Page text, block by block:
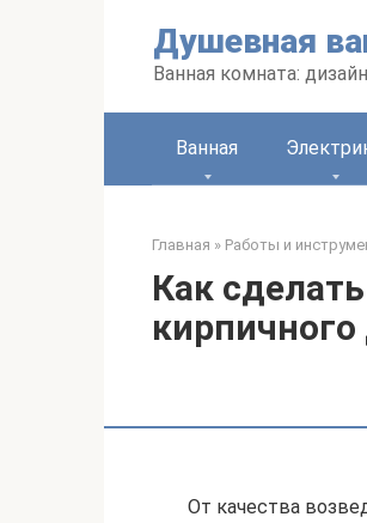
Душевная
Ванная комната:
Ванная
Главная » Работы и
Как
От качества